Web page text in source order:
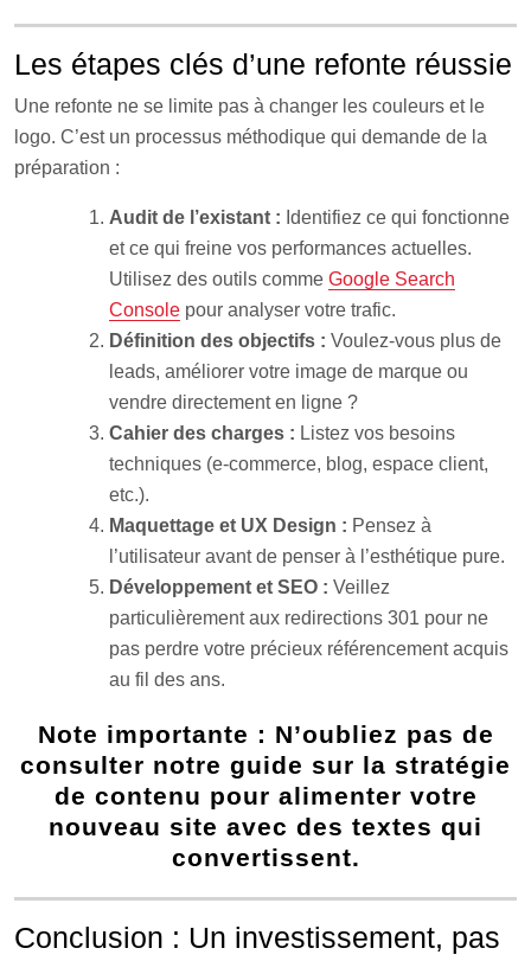
Les étapes clés d’une refonte réussie
Une refonte ne se limite pas à changer les couleurs et le
logo. C’est un processus méthodique qui demande de la
préparation :
Audit de l’existant : Identifiez ce qui fonctionne
et ce qui freine vos performances actuelles.
Utilisez des outils comme Google Search
Console pour analyser votre trafic.
Définition des objectifs : Voulez-vous plus de
leads, améliorer votre image de marque ou
vendre directement en ligne ?
Cahier des charges : Listez vos besoins
techniques (e-commerce, blog, espace client,
etc.).
Maquettage et UX Design : Pensez à
l’utilisateur avant de penser à l’esthétique pure.
Développement et SEO : Veillez
particulièrement aux redirections 301 pour ne
pas perdre votre précieux référencement acquis
au fil des ans.
Note importante : N’oubliez pas de
consulter notre guide sur la stratégie
de contenu pour alimenter votre
nouveau site avec des textes qui
convertissent.
Conclusion : Un investissement, pas